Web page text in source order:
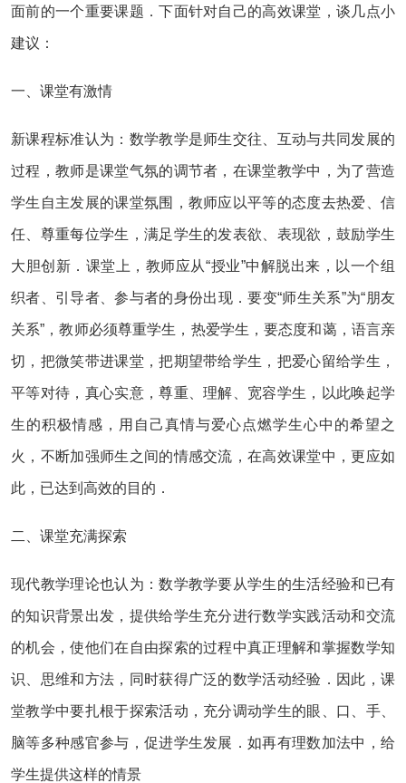
面前的一个重要课题．下面针对自己的高效课堂，谈几点小
建议：
一、课堂有激情
新课程标准认为：数学教学是师生交往、互动与共同发展的
过程，教师是课堂气氛的调节者，在课堂教学中，为了营造
学生自主发展的课堂氛围，教师应以平等的态度去热爱、信
任、尊重每位学生，满足学生的发表欲、表现欲，鼓励学生
大胆创新．课堂上，教师应从“授业”中解脱出来，以一个组
织者、引导者、参与者的身份出现．要变“师生关系”为“朋友
关系”，教师必须尊重学生，热爱学生，要态度和蔼，语言亲
切，把微笑带进课堂，把期望带给学生，把爱心留给学生，
平等对待，真心实意，尊重、理解、宽容学生，以此唤起学
生的积极情感，用自己真情与爱心点燃学生心中的希望之
火，不断加强师生之间的情感交流，在高效课堂中，更应如
此，已达到高效的目的．
二、课堂充满探索
现代教学理论也认为：数学教学要从学生的生活经验和已有
的知识背景出发，提供给学生充分进行数学实践活动和交流
的机会，使他们在自由探索的过程中真正理解和掌握数学知
识、思维和方法，同时获得广泛的数学活动经验．因此，课
堂教学中要扎根于探索活动，充分调动学生的眼、口、手、
脑等多种感官参与，促进学生发展．如再有理数加法中，给
学生提供这样的情景